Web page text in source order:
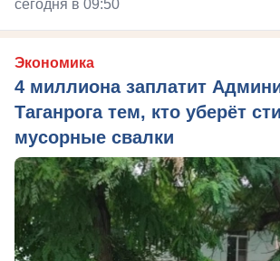
сегодня в 09:50
Экономика
4 миллиона заплатит
Таганрога тем, кто уберёт
мусорные свалки